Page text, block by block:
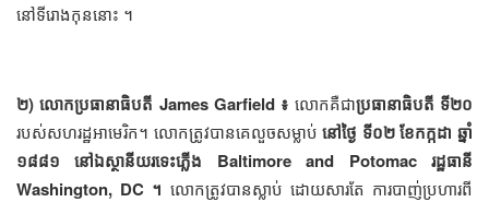
នៅទីរោងកុននោះ ។
២) លោកប្រធានាធិបតី James Garfield ៖ លោកគឺជាប្រធានាធិបតី ទី២០
របស់សហរដ្ឋអាមេរិក។ លោកត្រូវបានគេលួចសម្លាប់នៅថ្ងៃ ទី០២ ខែកក្កដា ឆ្នាំ
១៨៨១ នៅឯស្ថានីយរទេះភ្លើង Baltimore and Potomac រដ្ឋធានី
Washington, DC ។ លោកត្រូវបានស្លាប់ ដោយសារតែ ការបាញ់ប្រហារពី